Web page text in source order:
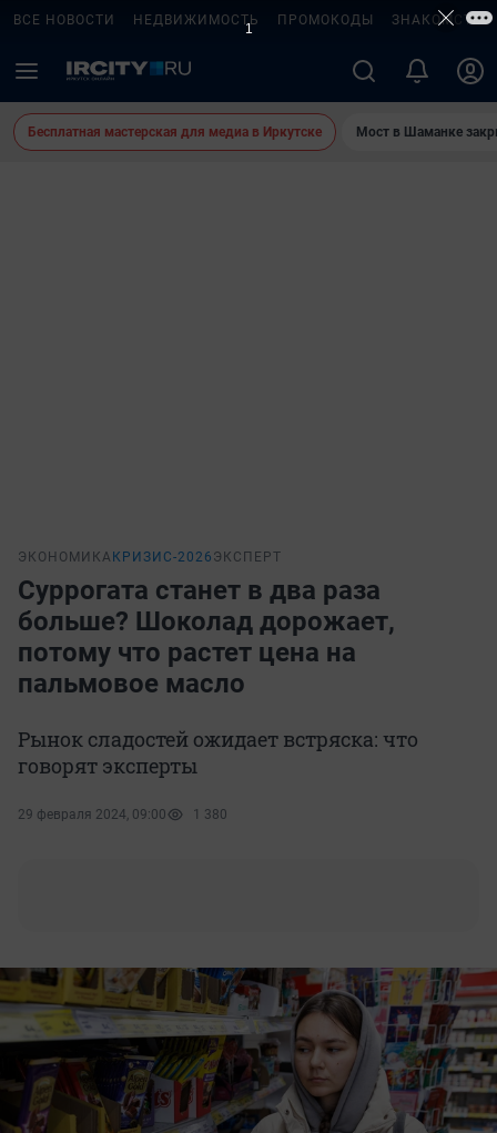
ВСЕ НОВОСТИ НЕДВИЖИМОСТЬ ПРОМОКОДЫ ЗНАКОМСТВА
Бесплатная мастерская для медиа в Иркутске Мост в Шаманке
ЭКОНОМИКА КРИЗИС-2026 ЭКСПЕРТ
Суррогата станет в два раза
больше? Шоколад дорожает,
потому что растет цена на
пальмовое масло
Рынок сладостей ожидает встряска: что
говорят эксперты
29 февраля 2024, 09:00 1 380